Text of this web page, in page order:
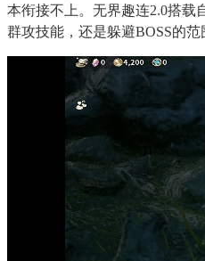
本衔接不上。无界趣连2.0搭载
群攻技能，还是躲避BOSS的